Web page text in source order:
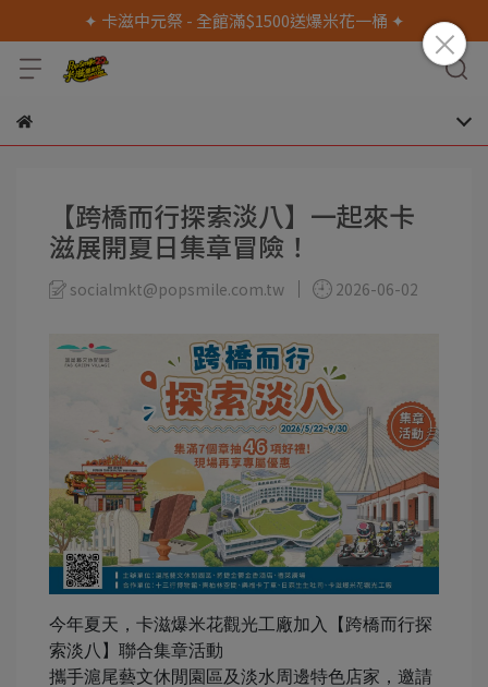
✦ 卡滋中元祭 - 全館滿$1500送爆米花一桶 ✦
【跨橋而行探索淡八】一起來卡
滋展開夏日集章冒險！
socialmkt@popsmile.com.tw 2026-06-02
今年夏天，卡滋爆米花觀光工廠加入【跨橋而行探
索淡八】聯合集章活動
攜手滬尾藝文休閒園區及淡水周邊特色店家，邀請